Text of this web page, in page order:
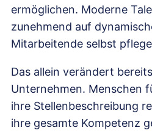
ermöglichen. Moderne
zunehmend auf
Mitarbeitende selbst
Das allein verändert
Unternehmen. Menschen
ihre Stellenbeschreibung
ihre gesamte Kompetenz